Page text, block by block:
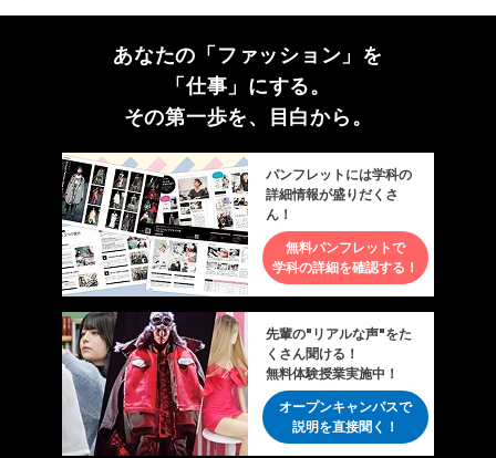
あなたの「ファッション」を
「仕事」にする。
その第一歩を、目白から。
パンフレットには学科の
詳細情報が盛りだくさ
ん！
無料パンフレットで
学科の詳細を確認する！
先輩の"リアルな声"をた
くさん聞ける！
無料体験授業実施中！
オープンキャンパスで
説明を直接聞く！